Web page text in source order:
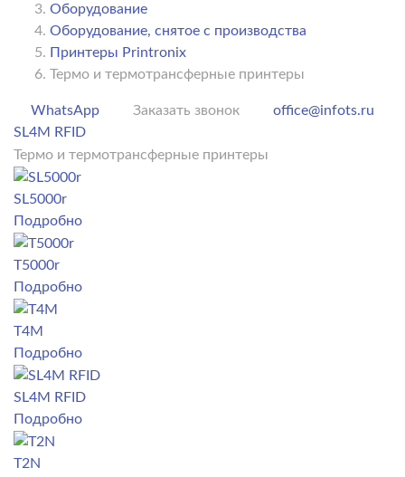
Оборудование
Оборудование, снятое с производства
Принтеры Printronix
Термо и термотрансферные принтеры
WhatsApp Заказать звонок
office@infots.ru
SL4M RFID
Термо и термотрансферные принтеры
SL5000r
Подробно
Т5000r
Подробно
Т4М
Подробно
SL4M RFID
Подробно
T2N